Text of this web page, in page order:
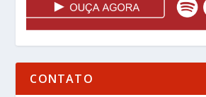
CONTATO